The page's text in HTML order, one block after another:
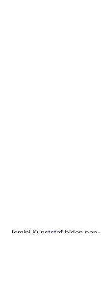
Jemini Kunststof bidon pop-